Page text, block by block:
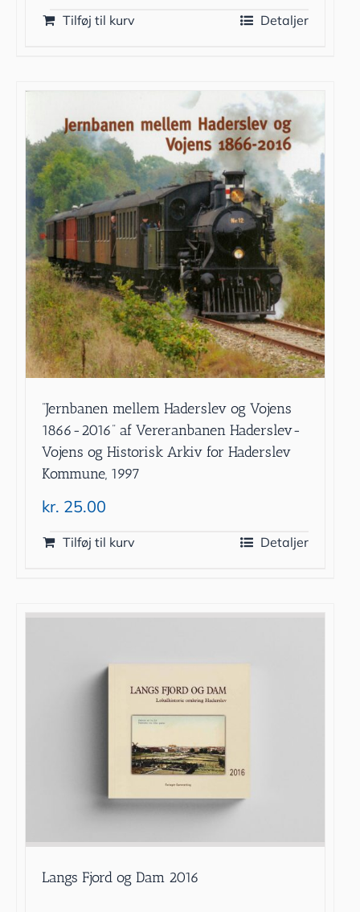
Tilføj til kurv Detaljer
”Jernbanen mellem Haderslev og Vojens
1866-2016” af Vereranbanen Haderslev-
Vojens og Historisk Arkiv for Haderslev
Kommune, 1997
kr. 25.00
Tilføj til kurv Detaljer
Langs Fjord og Dam 2016